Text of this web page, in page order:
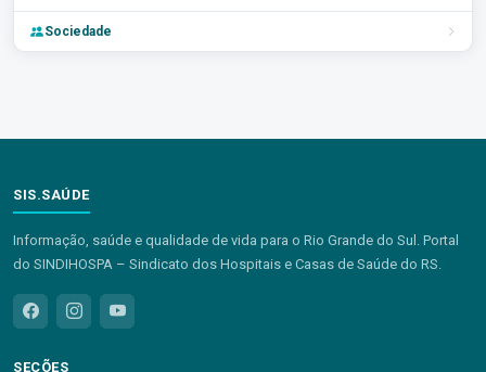
Sociedade
SIS.SAÚDE
Informação, saúde e qualidade de vida para o Rio Grande do Sul. Portal
do SINDIHOSPA – Sindicato dos Hospitais e Casas de Saúde do RS.
SEÇÕES